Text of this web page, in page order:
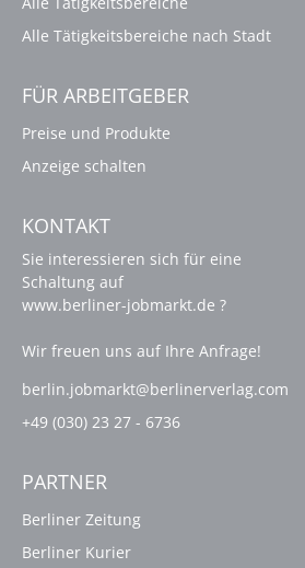
Alle Tätigkeitsbereiche nach Stadt
FÜR ARBEITGEBER
Preise und Produkte
Anzeige schalten
KONTAKT
Sie interessieren sich für eine
Schaltung auf
www.berliner-jobmarkt.de ?
Wir freuen uns auf Ihre Anfrage!
berlin.jobmarkt@berlinerverlag.com
+49 (030) 23 27 - 6736
PARTNER
Berliner Zeitung
Berliner Kurier